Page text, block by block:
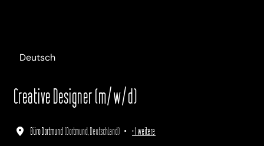
Deutsch
Creative Designer (m/w/d)
Büro Dortmund (Dortmund Deutschland) • +1 weitere